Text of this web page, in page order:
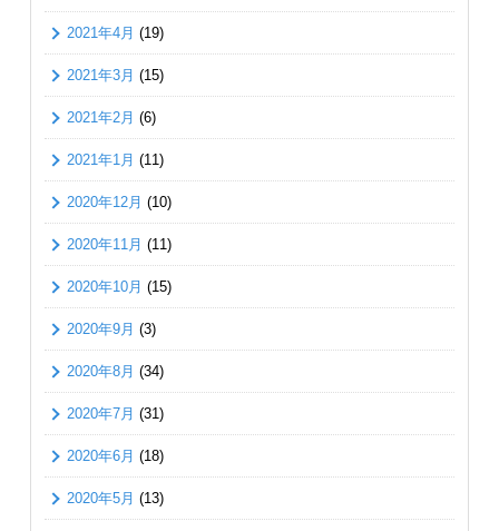
2021年4月 (19)
2021年3月 (15)
2021年2月 (6)
2021年1月 (11)
2020年12月 (10)
2020年11月 (11)
2020年10月 (15)
2020年9月 (3)
2020年8月 (34)
2020年7月 (31)
2020年6月 (18)
2020年5月 (13)